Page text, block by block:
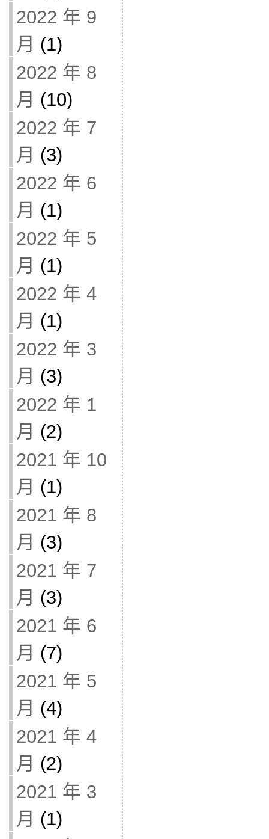
2022 年 9
月 (1)
2022 年 8
月 (10)
2022 年 7
月 (3)
2022 年 6
月 (1)
2022 年 5
月 (1)
2022 年 4
月 (1)
2022 年 3
月 (3)
2022 年 1
月 (2)
2021 年 10
月 (1)
2021 年 8
月 (3)
2021 年 7
月 (3)
2021 年 6
月 (7)
2021 年 5
月 (4)
2021 年 4
月 (2)
2021 年 3
月 (1)